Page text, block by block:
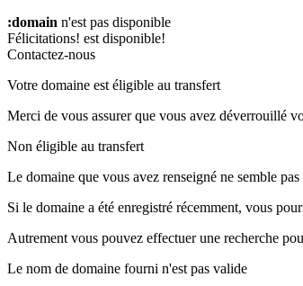
:domain n'est pas disponible
Félicitations! est disponible!
Contactez-nous
Votre domaine est éligible au transfert
Merci de vous assurer que vous avez déverrouillé
Non éligible au transfert
Le domaine que vous avez renseigné ne semble pas
Si le domaine a été enregistré récemment, vous
Autrement vous pouvez effectuer une recherche
Le nom de domaine fourni n'est pas valide